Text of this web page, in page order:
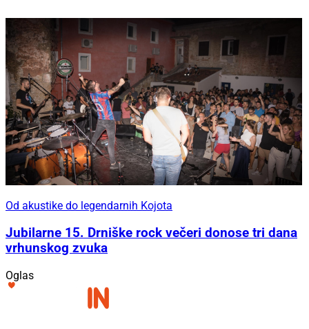
Od akustike do legendarnih Kojota
Jubilarne 15. Drniške rock večeri donose tri dana
vrhunskog zvuka
Oglas